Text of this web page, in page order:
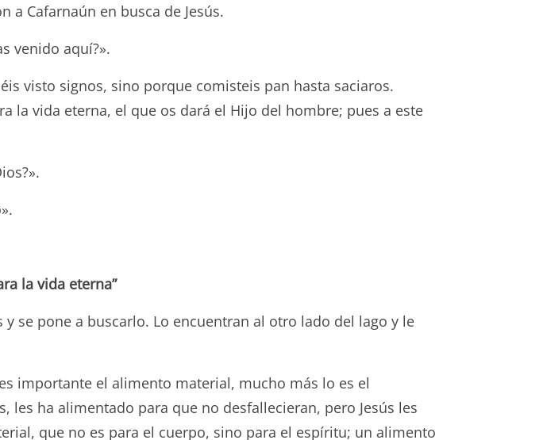
a Cafarnaún en busca de Jesús.
venido aquí?».
visto signos, sino porque comisteis pan hasta saciaros.
la vida eterna, el que os dará el Hijo del hombre; pues a este
la vida eterna”
se pone a buscarlo. Lo encuentran al otro lado del lago y le
importante el alimento material, mucho más lo es el
ha alimentado para que no desfallecieran, pero Jesús les
que no es para el cuerpo, sino para el espíritu; un alimento